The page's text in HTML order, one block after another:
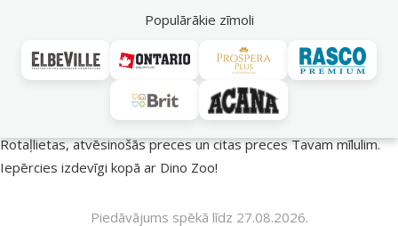
Populārākie zīmoli
Vasara turpinās – atlaides katrai gaumei!
Rotaļlietas, atvēsinošās preces un citas preces Tavam mīlulim.
Iepērcies izdevīgi kopā ar Dino Zoo!
Piedāvājums spēkā līdz 27.08.2026.